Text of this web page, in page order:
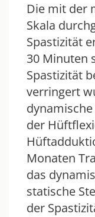
Die mit der
Skala
Spastizität
30 Minuten
Spastizität
verringert
der
Monaten
das
statische
der